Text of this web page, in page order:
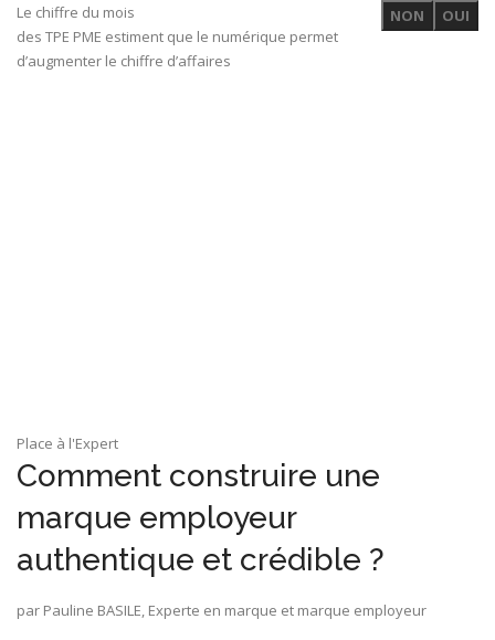
OUI
NON
Le chiffre du mois
des TPE PME estiment que le numérique permet
d’augmenter le chiffre d’affaires
Place à l'Expert
Comment construire une
marque employeur
authentique et crédible ?
par Pauline BASILE, Experte en marque et marque employeur